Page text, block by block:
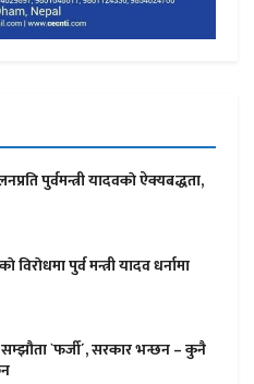
पुर्वमन्त्री यादवकाे ऐक्यबद्धता,
विराेधमा पुर्व मन्त्री यादव धर्नामा
`फर्जी´, सरकार भन्छन – कुनै